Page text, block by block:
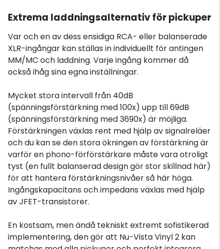
Extrema laddningsalternativ för pickuper
Var och en av dess ensidiga RCA- eller balanserade
XLR-ingångar kan ställas in individuellt för antingen
MM/MC och laddning. Varje ingång kommer då
också ihåg sina egna inställningar.
Mycket stora intervall från 40dB
(spänningsförstärkning med 100x) upp till 69dB
(spänningsförstärkning med 3690x) är möjliga.
Förstärkningen växlas rent med hjälp av signalreläer
och du kan se den stora ökningen av förstärkning är
varför en phono-förförstärkare måste vara otroligt
tyst (en fullt balanserad design gör stor skillnad här)
för att hantera förstärkningsnivåer så här höga.
Ingångskapacitans och impedans växlas med hjälp
av JFET-transistorer.
En kostsam, men ändå tekniskt extremt sofistikerad
implementering, den gör att Nu-Vista Vinyl 2 kan